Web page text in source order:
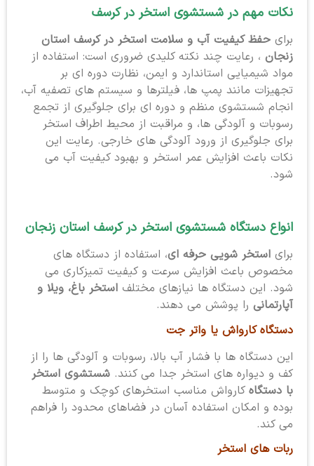
نکات مهم در شستشوی استخر در کرسف
برای حفظ کیفیت آب و سلامت استخر در کرسف استان
زنجان ، رعایت چند نکته کلیدی ضروری است: استفاده از
مواد شیمیایی استاندارد و ایمن، نظارت دوره ای بر
تجهیزات مانند پمپ ها، فیلترها و سیستم های تصفیه آب،
انجام شستشوی منظم و دوره ای برای جلوگیری از تجمع
رسوبات و آلودگی ها، و مراقبت از محیط اطراف استخر
برای جلوگیری از ورود آلودگی های خارجی. رعایت این
نکات باعث افزایش عمر استخر و بهبود کیفیت آب می
شود.
انواع دستگاه شستشوی استخر در کرسف استان زنجان
برای استخر شویی حرفه ای، استفاده از دستگاه های
مخصوص باعث افزایش سرعت و کیفیت تمیزکاری می
شود. این دستگاه ها نیازهای مختلف استخر باغ، ویلا و
آپارتمانیرا پوشش می دهند.
دستگاه کارواش یا واتر جت
این دستگاه ها با فشار آب بالا، رسوبات و آلودگی ها را از
کف و دیواره های استخر جدا می کنند. شستشوی استخر
با دستگاهکارواش مناسب استخرهای کوچک و متوسط
بوده و امکان استفاده آسان در فضاهای محدود را فراهم
می کند.
ربات های استخر